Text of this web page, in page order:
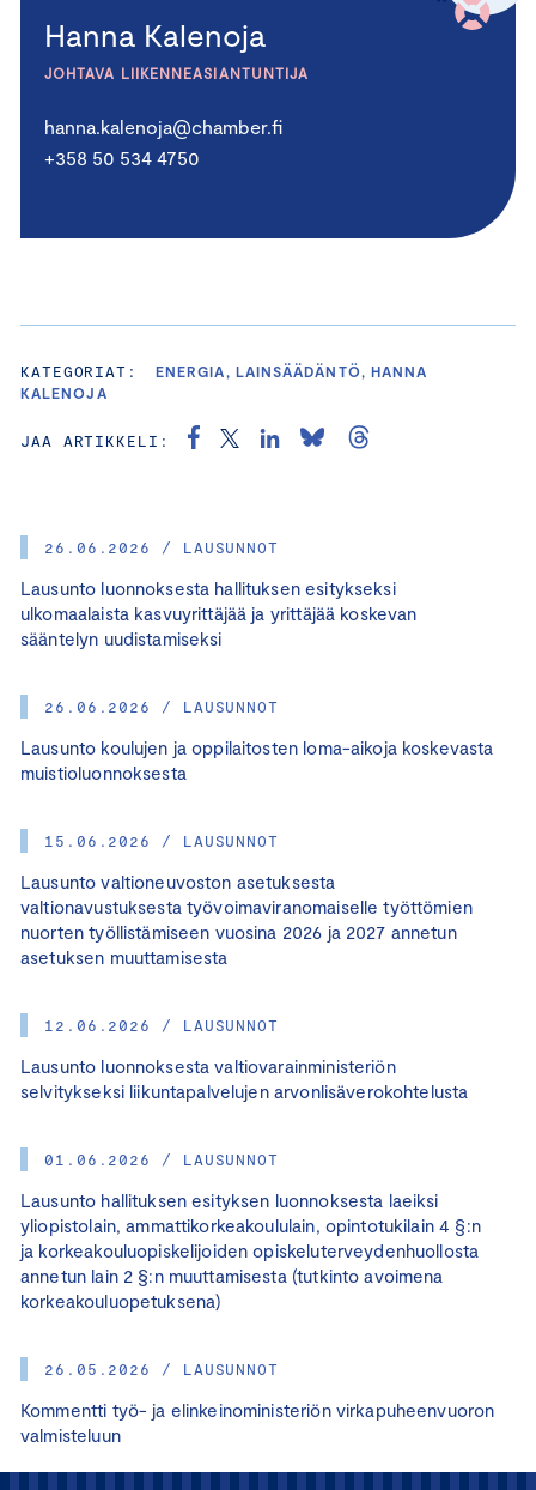
26.06.2026 / LAUSUNNOT
Lausunto luonnoksesta hallituksen esitykseksi
ulkomaalaista kasvuyrittäjää ja yrittäjää koskevan
sääntelyn uudistamiseksi
26.06.2026 / LAUSUNNOT
Lausunto koulujen ja oppilaitosten loma-aikoja koskevasta
muistioluonnoksesta
15.06.2026 / LAUSUNNOT
Lausunto valtioneuvoston asetuksesta
valtionavustuksesta työvoimaviranomaiselle työttömien
nuorten työllistämiseen vuosina 2026 ja 2027 annetun
asetuksen muuttamisesta
12.06.2026 / LAUSUNNOT
Lausunto luonnoksesta valtiovarainministeriön
selvitykseksi liikuntapalvelujen arvonlisäverokohtelusta
01.06.2026 / LAUSUNNOT
Lausunto hallituksen esityksen luonnoksesta laeiksi
yliopistolain, ammattikorkeakoululain, opintotukilain 4 §:n
ja korkeakouluopiskelijoiden opiskeluterveydenhuollosta
annetun lain 2 §:n muuttamisesta (tutkinto avoimena
korkeakouluopetuksena)
26.05.2026 / LAUSUNNOT
Kommentti työ- ja elinkeinoministeriön virkapuheenvuoron
valmisteluun
Hanna Kalenoja
JOHTAVA LIIKENNEASIANTUNTIJA
hanna.kalenoja@chamber.fi
+358 50 534 4750
KATEGORIAT:
ENERGIA, LAINSÄÄDÄNTÖ, HANNA
KALENOJA
JAA ARTIKKELI: